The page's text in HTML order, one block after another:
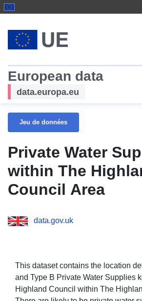
European data
data.europa.eu
Jeu de données
Private Water
within The
Council Area
data.gov.uk
This dataset contains the location
and Type B Private Water Supplies
Highland Council within The